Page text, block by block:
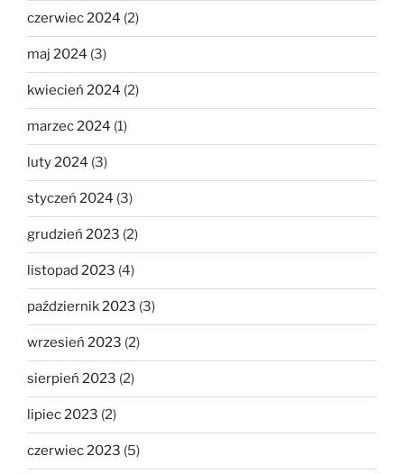
czerwiec 2024 (2)
maj 2024 (3)
kwiecień 2024 (2)
marzec 2024 (1)
luty 2024 (3)
styczeń 2024 (3)
grudzień 2023 (2)
listopad 2023 (4)
październik 2023 (3)
wrzesień 2023 (2)
sierpień 2023 (2)
lipiec 2023 (2)
czerwiec 2023 (5)